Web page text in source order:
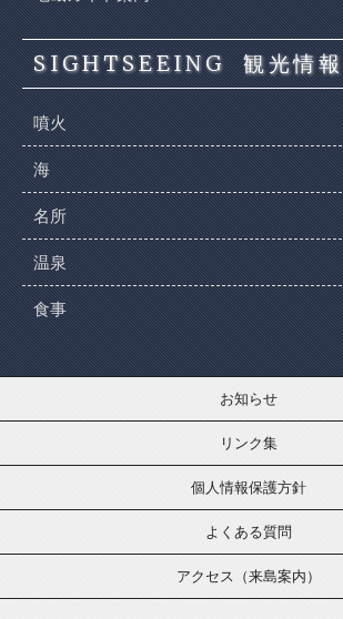
SIGHTSEEING 観光情報
噴火
海
名所
温泉
食事
お知らせ
リンク集
個人情報保護方針
よくある質問
アクセス（来島案内）